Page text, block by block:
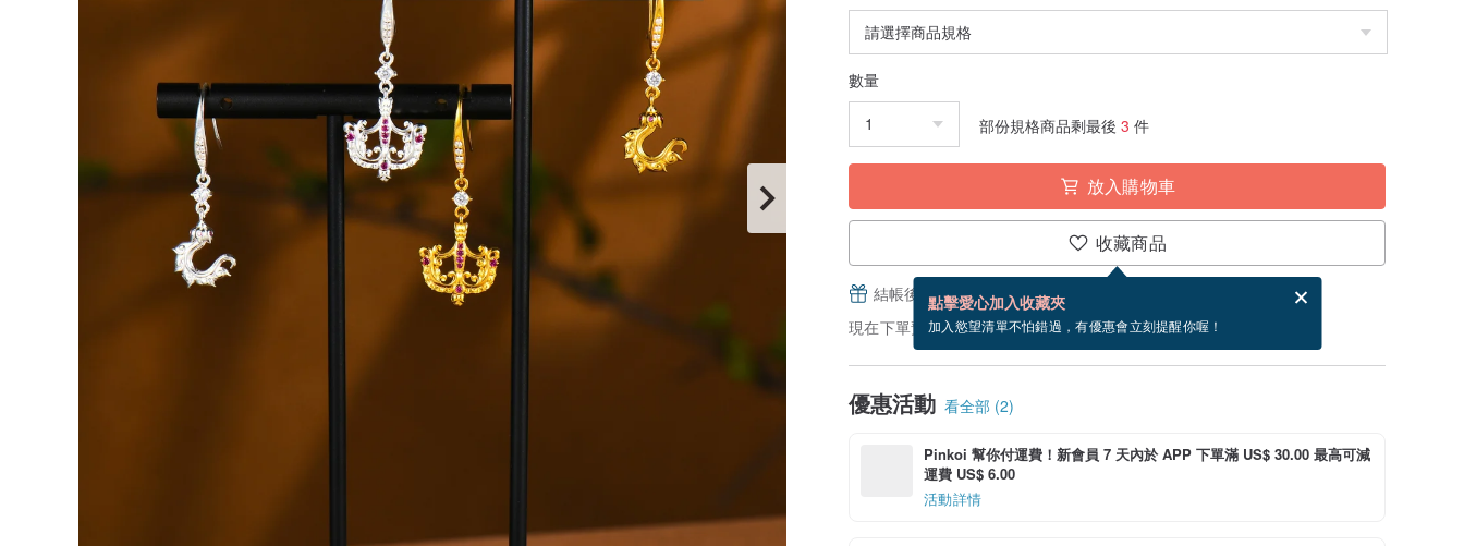
數量
部份規格商品剩最後 3 件
放入購物車
收藏商品
點擊愛心加入收藏夾
加入慾望清單不怕錯過，有優惠會立刻提醒你喔！
結帳後填寫並分享，免費幫你寄送電子賀卡。
電子賀卡是什麼？
現在下單預估 8/18~8/26 到貨。
優惠活動 看全部 (2)
Pinkoi 幫你付運費！新會員 7 天內於 APP 下單滿 US$ 30.00 最高可減
運費 US$ 6.00
活動詳情